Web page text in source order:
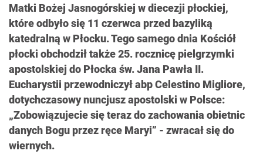
Matki Bożej Jasnogórskiej w diecezji płockiej,
które odbyło się 11 czerwca przed bazyliką
katedralną w Płocku. Tego samego dnia Kościół
płocki obchodził także 25. rocznicę pielgrzymki
apostolskiej do Płocka św. Jana Pawła II.
Eucharystii przewodniczył abp Celestino Migliore,
dotychczasowy nuncjusz apostolski w Polsce:
„Zobowiązujecie się teraz do zachowania obietnic
danych Bogu przez ręce Maryi” - zwracał się do
wiernych.